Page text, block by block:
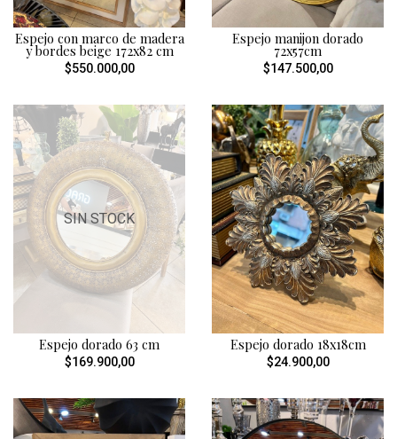
Espejo con marco de madera
y bordes beige 172x82 cm
$550.000,00
Espejo manijon dorado
72x57cm
$147.500,00
SIN STOCK
Espejo dorado 63 cm
$169.900,00
Espejo dorado 18x18cm
$24.900,00